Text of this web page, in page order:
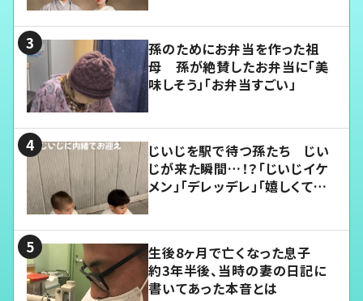
孫のためにお弁当を作った祖
母 孫が絶賛したお弁当に「美
味しそう」「お弁当すごい」
じいじを駅で待つ孫たち じい
じが来た瞬間…！？「じいじイケ
メン」「デレッデレ」「嬉しくて可
生後8ヶ月で亡くなった息子
約3年半後、当時の妻の日記に
書いてあった本音とは